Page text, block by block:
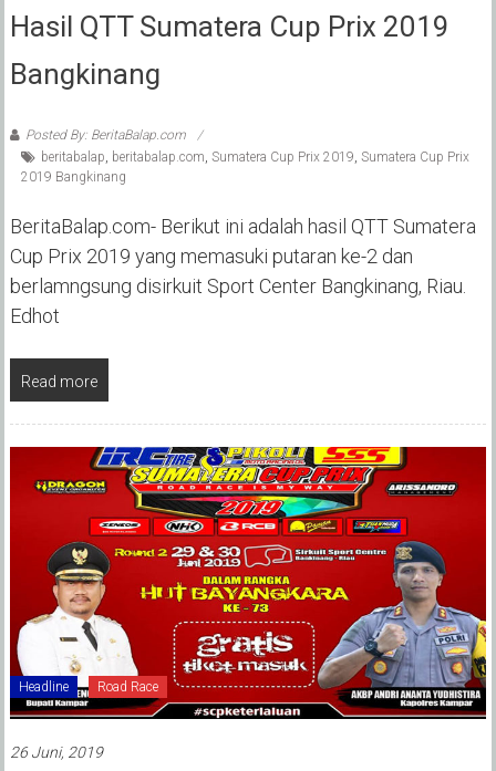
Hasil QTT Sumatera Cup Prix 2019
Bangkinang
Posted By: BeritaBalap.com
beritabalap, beritabalap.com, Sumatera Cup Prix 2019, Sumatera Cup Prix
2019 Bangkinang
BeritaBalap.com- Berikut ini adalah hasil QTT Sumatera
Cup Prix 2019 yang memasuki putaran ke-2 dan
berlamngsung disirkuit Sport Center Bangkinang, Riau.
Edhot
Read more
Headline Road Race
26 Juni, 2019